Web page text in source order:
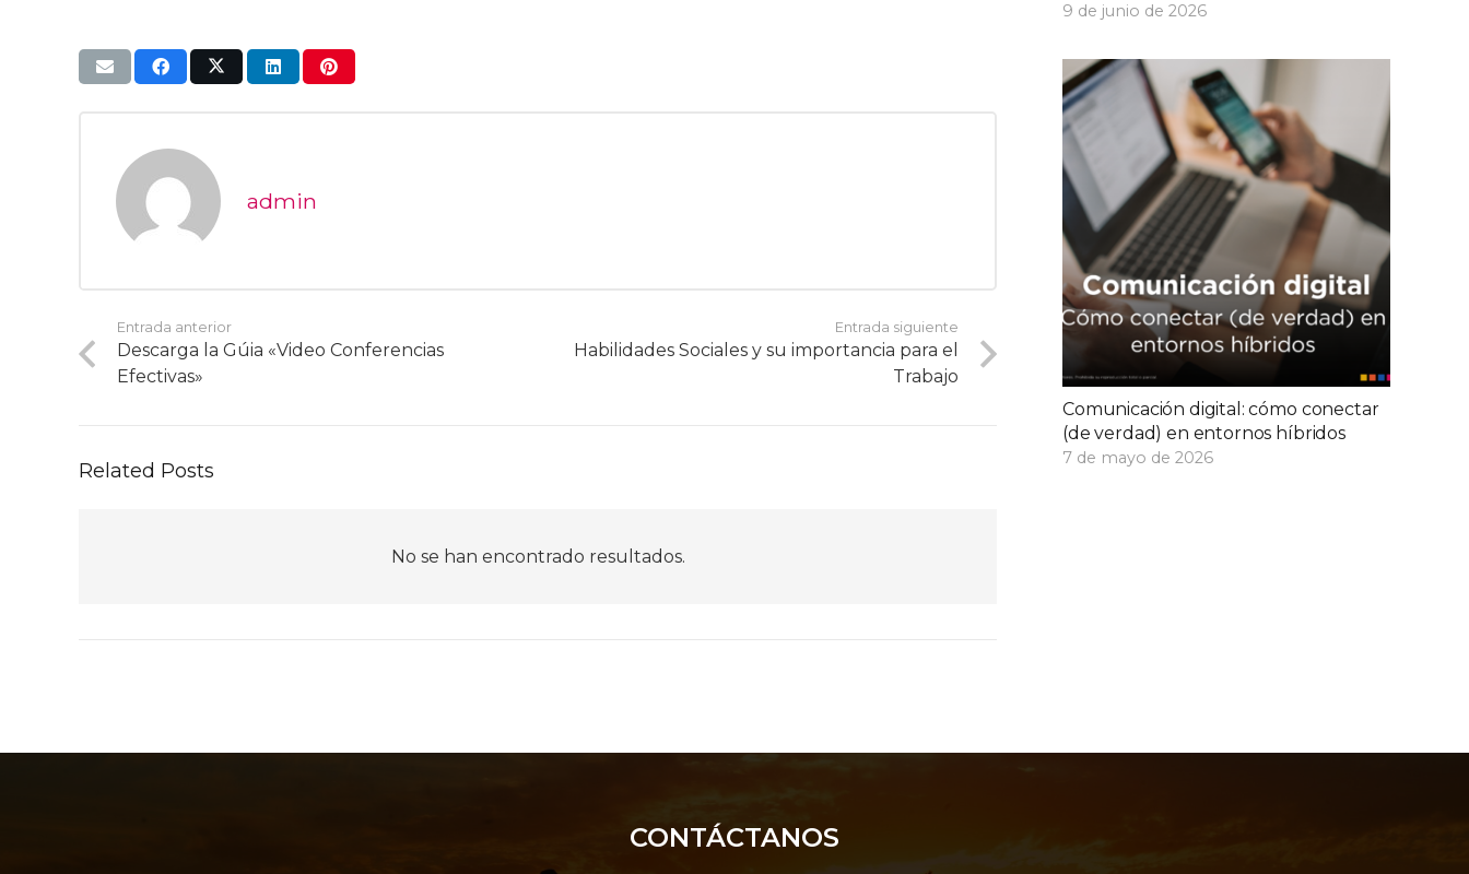
admin
Entrada anterior
Descarga la Gúia «Video Conferencias
Efectivas»
Entrada siguiente
Habilidades Sociales y su importancia para el
Trabajo
Related Posts
No se han encontrado resultados.
9 de junio de 2026
Comunicación digital: cómo conectar
(de verdad) en entornos híbridos
7 de mayo de 2026
CONTÁCTANOS